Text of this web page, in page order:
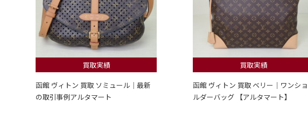
買取実績
函館 ヴィトン 買取 ソミュール｜最新
の取引事例アルタマート
買取実績
函館 ヴィトン 買取 ベリー｜ワンショ
ルダーバッグ 【アルタマート】